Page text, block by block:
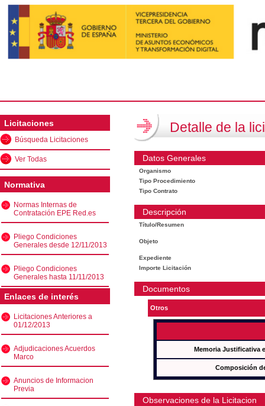
Licitaciones
Búsqueda Licitaciones
Ver Todas
Normativa
Normas Internas de
Contratación EPE Red.es
Pliego Condiciones
Generales desde 12/11/2013
Pliego Condiciones
Generales hasta 11/11/2013
Enlaces de interés
Licitaciones Anteriores a
01/12/2013
Adjudicaciones Acuerdos
Marco
Anuncios de Informacion
Previa
Detalle de la
Datos Generales
Organismo
Tipo Procedimiento
Tipo Contrato
Descripción
Título/Resumen
Objeto
Expediente
Importe Licitación
Documentos
Otros
Memoria Justificativa
Composición
Observaciones de la Licitacion